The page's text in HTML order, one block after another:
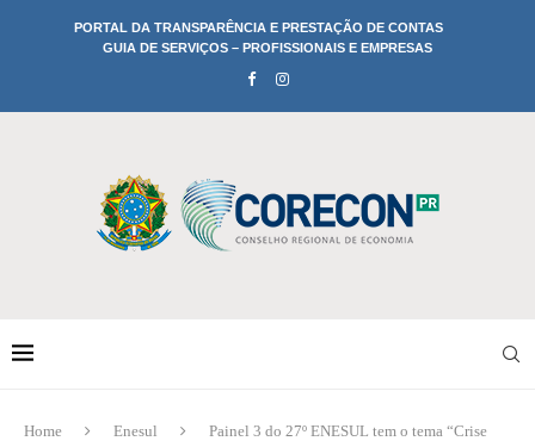
PORTAL DA TRANSPARÊNCIA E PRESTAÇÃO DE CONTAS
GUIA DE SERVIÇOS – PROFISSIONAIS E EMPRESAS
Home Enesul
Painel 3 do 27º ENESUL tem o tema “Crise